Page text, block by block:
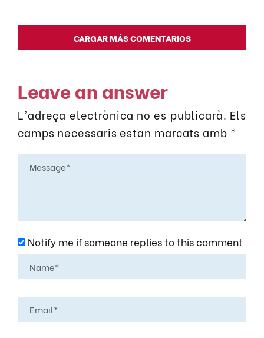
CARGAR MÁS COMENTARIOS
Leave an answer
L'adreça electrònica no es publicarà. Els
camps necessaris estan marcats amb *
Notify me if someone replies to this comment